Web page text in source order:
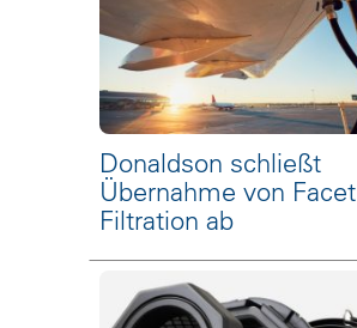
Donaldson schließt
Übernahme von Facet
Filtration ab